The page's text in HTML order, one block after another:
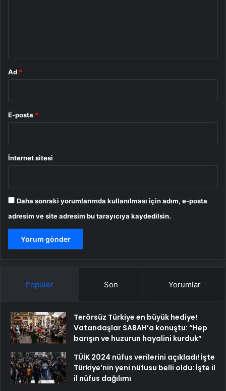
Ad *
E-posta *
İnternet sitesi
Daha sonraki yorumlarımda kullanılması için adım, e-posta
adresim ve site adresim bu tarayıcıya kaydedilsin.
Popüler Son Yorumlar
Terörsüz Türkiye en büyük hediye!
Vatandaşlar SABAH’a konuştu: “Hep
barışın ve huzurun hayalini kurduk”
TÜİK 2024 nüfus verilerini açıkladı! İşte
Türkiye’nin yeni nüfusu belli oldu: İşte il
il nüfus dağılımı